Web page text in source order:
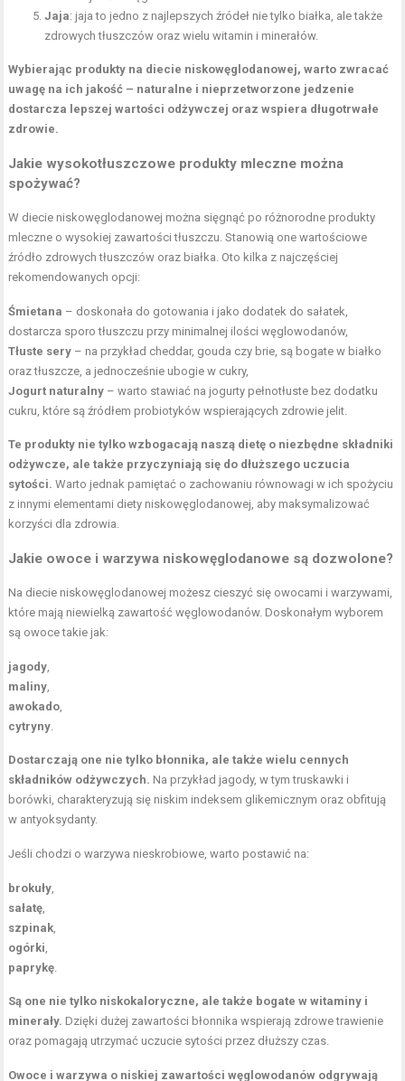
Jaja: jaja to jedno z najlepszych źródeł nie tylko białka, ale także
zdrowych tłuszczów oraz wielu witamin i minerałów.
Wybierając produkty na diecie niskowęglodanowej, warto zwracać
uwagę na ich jakość – naturalne i nieprzetworzone jedzenie
dostarcza lepszej wartości odżywczej oraz wspiera długotrwałe
zdrowie.
Jakie wysokotłuszczowe produkty mleczne można
spożywać?
W diecie niskowęglodanowej można sięgnąć po różnorodne produkty
mleczne o wysokiej zawartości tłuszczu. Stanowią one wartościowe
źródło zdrowych tłuszczów oraz białka. Oto kilka z najczęściej
rekomendowanych opcji:
Śmietana – doskonała do gotowania i jako dodatek do sałatek,
dostarcza sporo tłuszczu przy minimalnej ilości węglowodanów,
Tłuste sery – na przykład cheddar, gouda czy brie, są bogate w białko
oraz tłuszcze, a jednocześnie ubogie w cukry,
Jogurt naturalny – warto stawiać na jogurty pełnotłuste bez dodatku
cukru, które są źródłem probiotyków wspierających zdrowie jelit
Te produkty nie tylko wzbogacają naszą dietę o niezbędne składniki
odżywcze, ale także przyczyniają się do dłuższego uczucia
sytości. Warto jednak pamiętać o zachowaniu równowagi w ich spożyciu
z innymi elementami diety niskowęglodanowej, aby maksymalizować
korzyści dla zdrowia.
Jakie owoce i warzywa niskowęglodanowe są dozwolone?
Na diecie niskowęglodanowej możesz cieszyć się owocami i warzywami,
które mają niewielką zawartość węglowodanów. Doskonałym wyborem
są owoce takie jak:
jagody
maliny
awokado
cytryny
Dostarczają one nie tylko błonnika, ale także wielu cennych
składników odżywczych. Na przykład jagody, w tym truskawki i
borówki, charakteryzują się niskim indeksem glikemicznym oraz obfitują
w antyoksydanty.
Jeśli chodzi o warzywa nieskrobiowe, warto postawić na:
brokuły
sałatę
szpinak
ogórki
paprykę
Są one nie tylko niskokaloryczne, ale także bogate w witaminy i
minerały. Dzięki dużej zawartości błonnika wspierają zdrowe trawienie
oraz pomagają utrzymać uczucie sytości przez dłuższy czas.
Owoce i warzywa o niskiej zawartości węglowodanów odgrywają